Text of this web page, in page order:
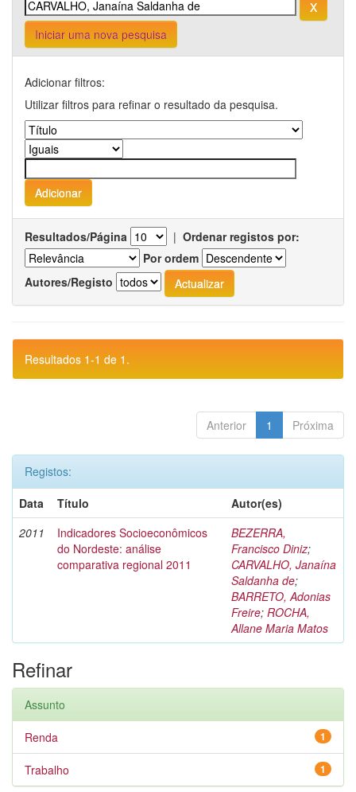
Iniciar uma nova pesquisa
Adicionar filtros:
Utilizar filtros para refinar o resultado da pesquisa.
Resultados/Página | Ordenar registos por:
Por ordem
Autores/Registo
Resultados 1-1 de 1.
Anterior 1 Próxima
Registos:
Data
Título
Autor(es)
2011
Indicadores Socioeconômicos
do Nordeste: análise
comparativa regional 2011
BEZERRA,
Francisco Diniz;
CARVALHO, Janaína
Saldanha de;
BARRETO, Adonias
Freire; ROCHA,
Allane Maria Matos
Refinar
Assunto
1
Renda
1
Trabalho